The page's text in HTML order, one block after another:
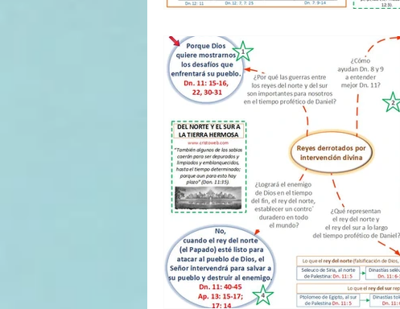
II TRIMESTRE 2021 I TRIMESTRE
II TRIMESTRE 2020 I
II TRIMESTRE 2019